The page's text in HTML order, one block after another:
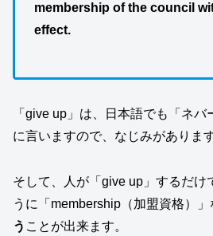
membership of the council
effect.
「give up」は、日本語でも「ネバ
に言いますので、なじみがありま
そして、人が「give up」するだけ
うに「membership（加盟資格）」
う ことが出来ます。